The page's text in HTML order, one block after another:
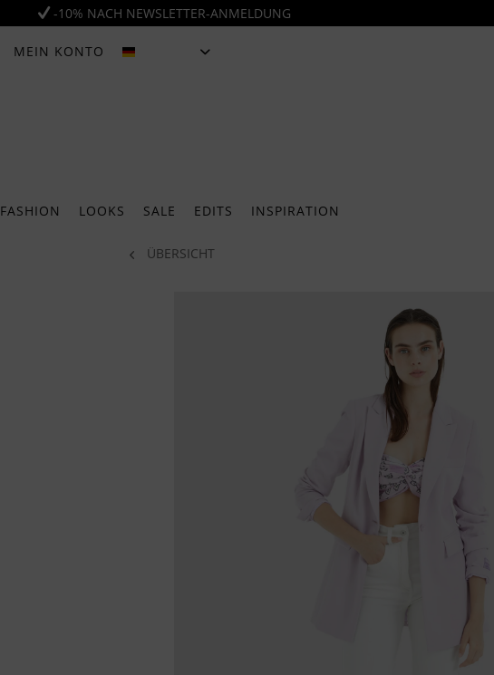
-10% NACH NEWSLETTER-ANMELDUNG
MEIN KONTO
FASHION LOOKS SALE EDITS INSPIRATION
ÜBERSICHT